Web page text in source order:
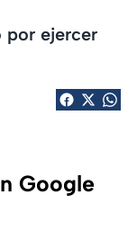
por ejercer
Google